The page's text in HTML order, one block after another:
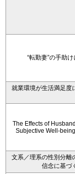
“転勤妻”の手助
就業環境が生活満足
The Effects of
Subjective Well-
文系／理系の性別分
信念に基づ